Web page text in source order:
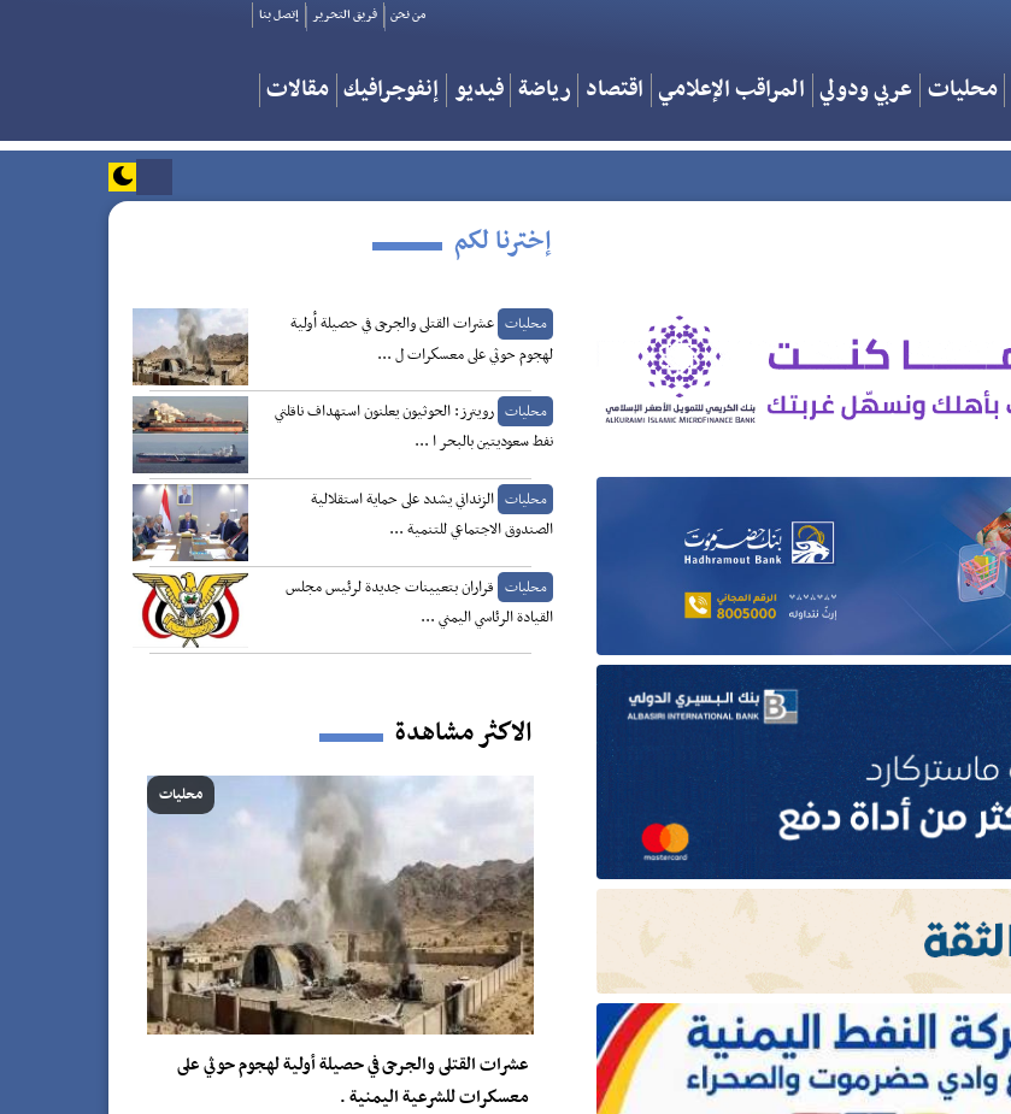
من نحن فريق التحرير إتصل بنا
محليات عربي ودولي المراقب الإعلامي اقتصاد رياضة فيديو إنفوجرافيك مقالات
إخترنا لكم
محليات عشرات القتلى والجرحى في حصيلة أولية
لهجوم حوثي على معسكرات ل ...
محليات رويترز: الحوثيون يعلنون استهداف ناقلتي
نفط سعوديتين بالبحر ا ...
محليات الزنداني يشدد على حماية استقلالية
الصندوق الاجتماعي للتنمية ...
محليات قراران بتعيينات جديدة لرئيس مجلس
القيادة الرئاسي اليمني ...
الاكثر مشاهدة
محليات
عشرات القتلى والجرحى في حصيلة أولية لهجوم حوثي على
معسكرات للشرعية اليمنية .